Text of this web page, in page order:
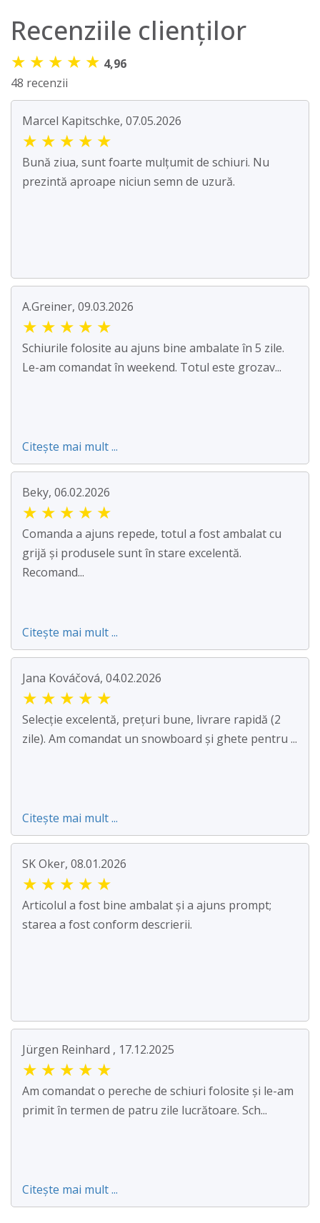
Recenziile clienților
★ ★ ★ ★ ★ 4,96
48 recenzii
Marcel Kapitschke, 07.05.2026
★ ★ ★ ★ ★
Bună ziua, sunt foarte mulțumit de schiuri. Nu
prezintă aproape niciun semn de uzură.
A.Greiner, 09.03.2026
★ ★ ★ ★ ★
Schiurile folosite au ajuns bine ambalate în 5 zile.
Le-am comandat în weekend. Totul este grozav...
Citește mai mult ...
Beky, 06.02.2026
★ ★ ★ ★ ★
Comanda a ajuns repede, totul a fost ambalat cu
grijă și produsele sunt în stare excelentă.
Recomand...
Citește mai mult ...
Jana Kováčová, 04.02.2026
★ ★ ★ ★ ★
Selecție excelentă, prețuri bune, livrare rapidă (2
zile). Am comandat un snowboard și ghete pentru ...
Citește mai mult ...
SK Oker, 08.01.2026
★ ★ ★ ★ ★
Articolul a fost bine ambalat și a ajuns prompt;
starea a fost conform descrierii.
Jürgen Reinhard , 17.12.2025
★ ★ ★ ★ ★
Am comandat o pereche de schiuri folosite și le-am
primit în termen de patru zile lucrătoare. Sch...
Citește mai mult ...